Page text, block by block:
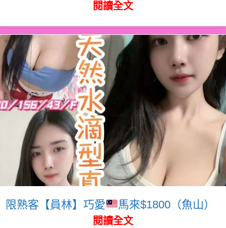
閱讀全文
限熟客【員林】巧愛 馬來$1800（魚山）
閱讀全文